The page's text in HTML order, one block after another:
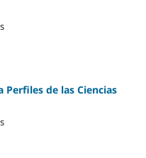
de las Ciencias